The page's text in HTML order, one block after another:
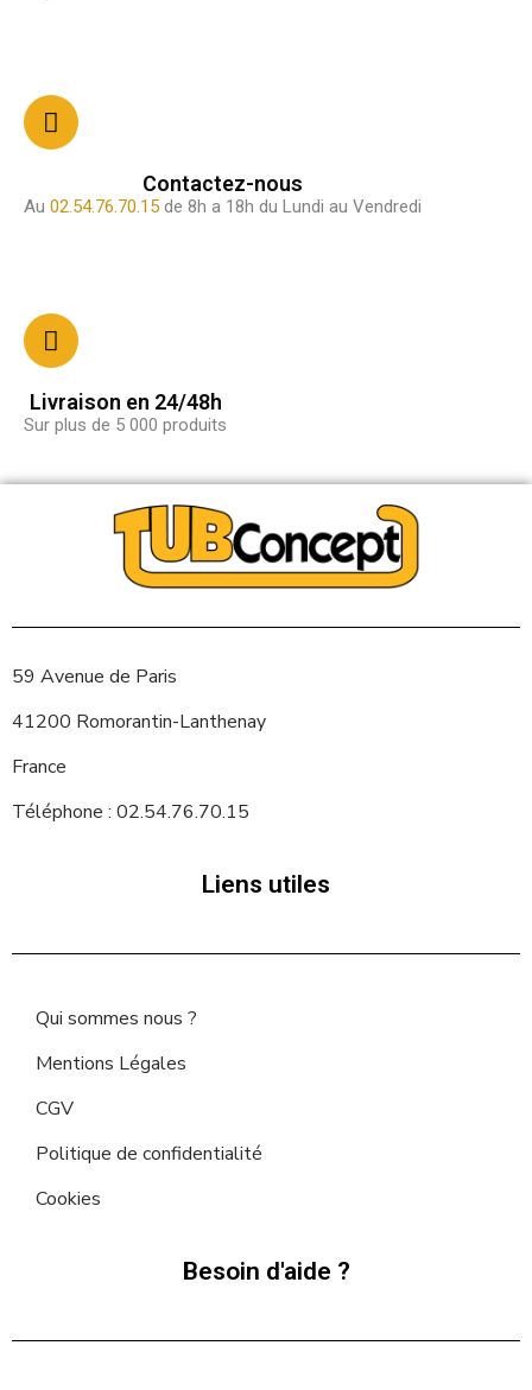
Contactez-nous
Au 02.54.76.70.15 de 8h a 18h du Lundi au Vendredi
Livraison en 24/48h
Sur plus de 5 000 produits
59 Avenue de Paris
41200 Romorantin-Lanthenay
France
Téléphone : 02.54.76.70.15
Liens utiles
Qui sommes nous ?
Mentions Légales
CGV
Politique de confidentialité
Cookies
Besoin d'aide ?